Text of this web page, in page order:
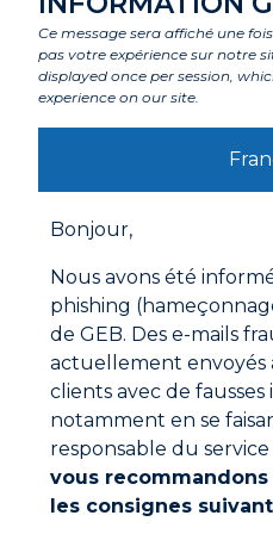
Labels et
Mode d'emploi
métallique et
Pour les surfaces
l’émail, dégraissage à
un chiffon propre.
Pour les plastiques, il est
de dégraisser avec un
fabricant.
D’une manière générale,
propres, sèches et
Pour un jointoiement,
un ruban adhésif.
Documentations
Fiche technique
Ce message sera affiché une
pas votre expérience sur notre
displayed once per session,
experience on our site.
Bonjour,
Nous avons été
phishing
de GEB. Des e-mails
actuellement envoyés
clients avec de
notamment en se
responsable du
vous
les consignes